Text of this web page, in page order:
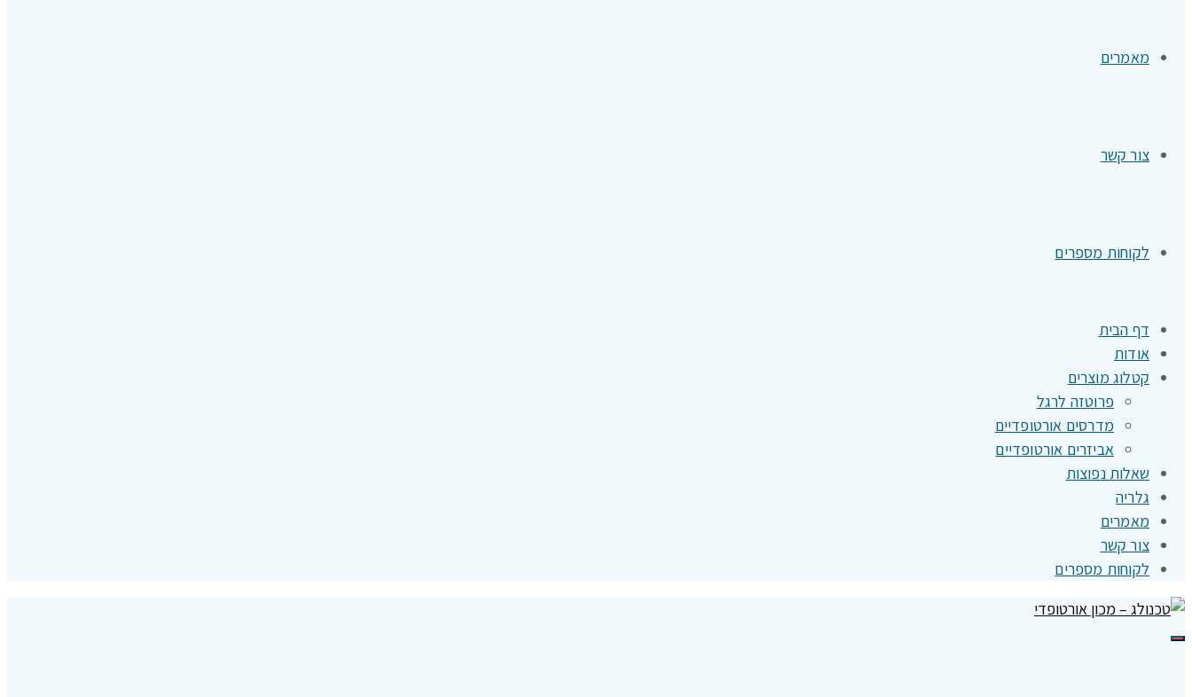
מאמרים
צור קשר
לקוחות מספרים
דף הבית
אודות
קטלוג מוצרים
פרוטזה לרגל
מדרסים אורטופדיים
אביזרים אורטופדיים
שאלות נפוצות
גלריה
מאמרים
צור קשר
לקוחות מספרים
תפריט